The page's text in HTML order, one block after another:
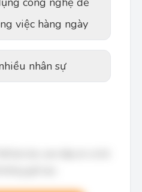
việc hàng ngày
nhân sự